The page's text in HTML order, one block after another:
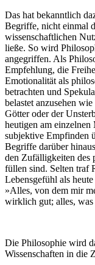
Das hat bekanntlich
Begriffe, nicht einmal
wissenschaftlichen
ließe. So wird
angegriffen. Als
Empfehlung, die
Emotionalität als
betrachten und
belastet anzusehen
Götter oder der
heutigen am einzelnen
subjektive Empfinden
Begriffe darüber
den Zufälligkeiten des
füllen sind. Selten traf
Lebensgefühl als
»Alles, von dem mir
wirklich gut; alles, was
Die Philosophie wird
Wissenschaften in die